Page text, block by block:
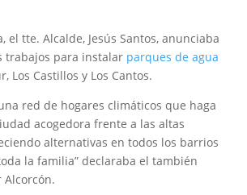
el tte. Alcalde, Jesús Santos, anunciaba
trabajos para instalar parques de agua
Los Castillos y Los Cantos.
red de hogares climáticos que haga
acogedora frente a las altas
alternativas en todos los barrios
la familia” declaraba el también
Alcorcón.